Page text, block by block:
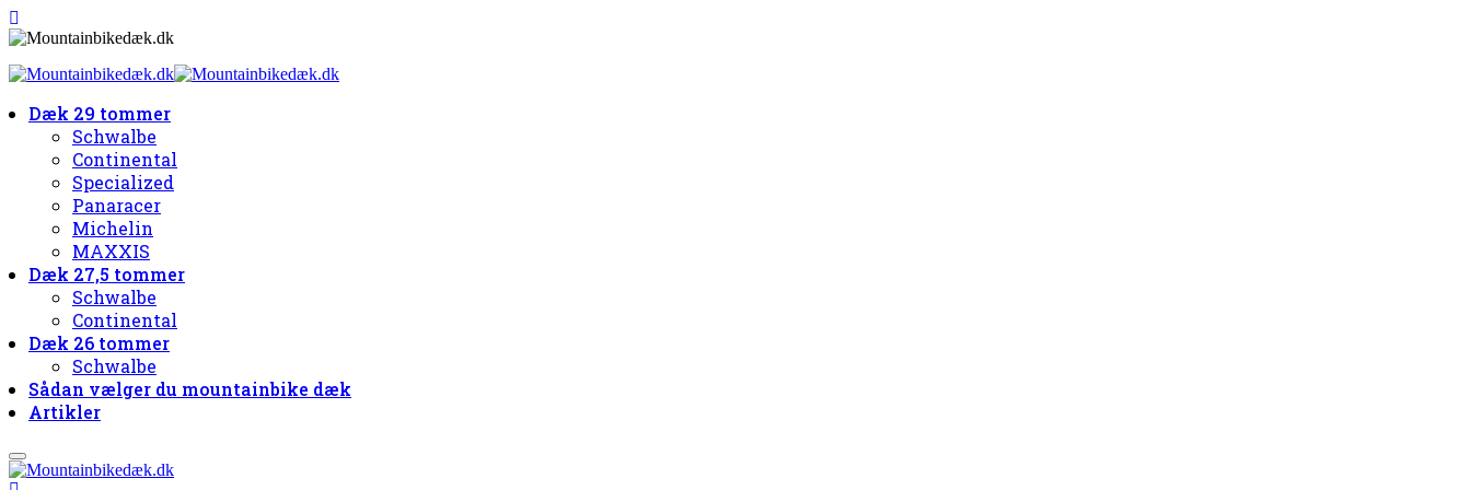
Dæk 29 tommer
Schwalbe
Continental
Specialized
Panaracer
Michelin
MAXXIS
Dæk 27,5 tommer
Schwalbe
Continental
Dæk 26 tommer
Schwalbe
Sådan vælger du mountainbike dæk
Artikler